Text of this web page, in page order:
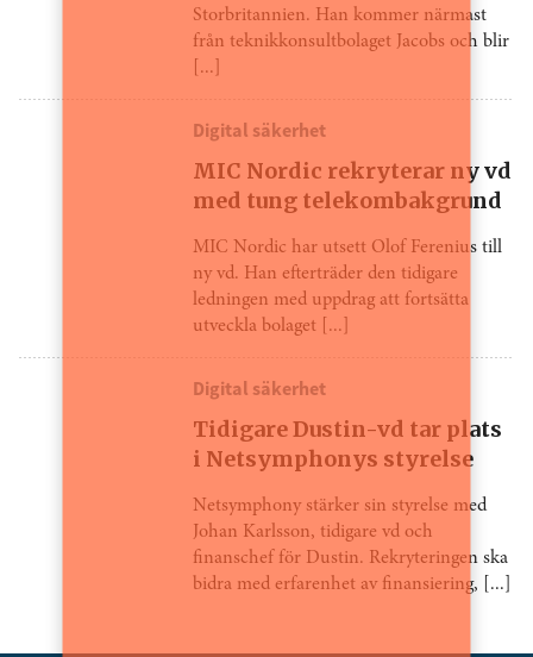
Storbritannien. Han kommer närmast
från teknikkonsultbolaget Jacobs och blir
[...]
Digital säkerhet
MIC Nordic rekryterar ny vd
med tung telekombakgrund
MIC Nordic har utsett Olof Ferenius till
ny vd. Han efterträder den tidigare
ledningen med uppdrag att fortsätta
utveckla bolaget [...]
Digital säkerhet
Tidigare Dustin-vd tar plats
i Netsymphonys styrelse
Netsymphony stärker sin styrelse med
Johan Karlsson, tidigare vd och
finanschef för Dustin. Rekryteringen ska
bidra med erfarenhet av finansiering, [...]